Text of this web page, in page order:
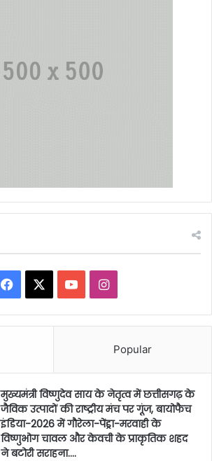
Facebook YouTubeInstagram
Popular
मुख्यमंत्री विष्णुदेव साय के नेतृत्व में छत्तीसगढ़ के
जैविक उत्पादों की राष्ट्रीय मंच पर गूंज, बायोफैच
इंडिया-2026 में गौरेला-पेंड्रा-मरवाही के
विष्णुभोग चावल और केवची के प्राकृतिक शहद
ने बटोरी सराहना….